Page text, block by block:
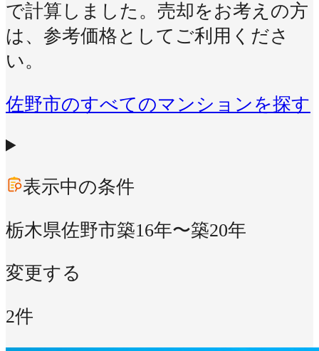
で計算しました。売却をお考えの方
は、参考価格としてご利用くださ
い。
佐野市のすべてのマンションを探す
表示中の条件
栃木県佐野市築16年〜築20年
変更する
2件